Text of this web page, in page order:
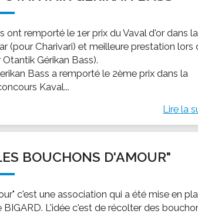
ont remporté le 1er prix du Vaval d'or dans la
(pour Charivari) et meilleure prestation lors
Gérikan Bass).
Bass a remporté le 2ème prix dans la
Kaval...
Lire la
BOUCHONS D'AMOUR"
c'est une association qui a été mise en
BIGARD. L'idée c'est de récolter des